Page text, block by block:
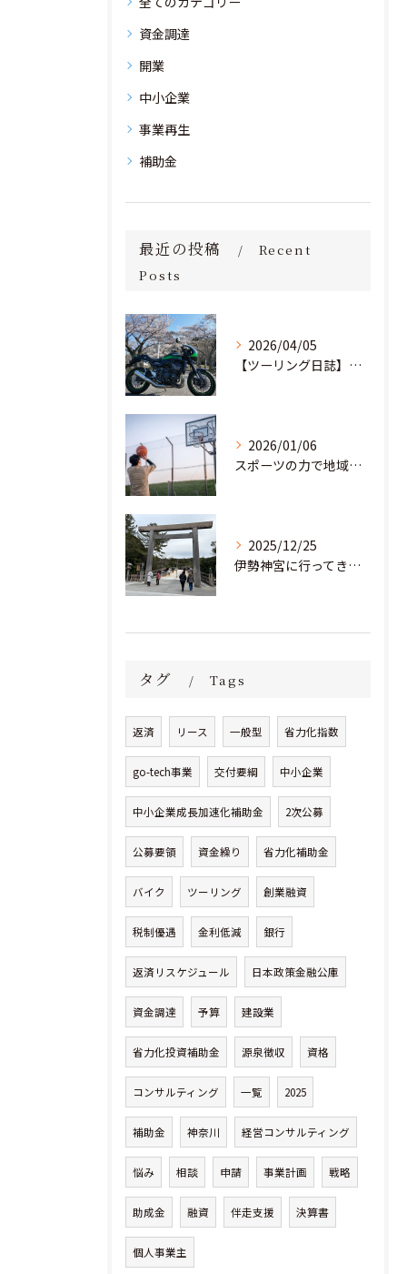
資金調達
開業
中小企業
事業再生
補助金
最近の投稿
Recent
Posts
2026/04/05
【ツーリング日誌】桜満開！茨城の里山を駆け抜け、愛宕神社へ
2026/01/06
スポーツの力で地域と教育の未来を創る。部活動の「地域移行」に挑む若き起業家
2025/12/25
伊勢神宮に行ってきました！
タグ Tags
返済 リース 一般型 省力化指数
go-tech事業 交付要綱 中小企業
中小企業成長加速化補助金 2次公募
公募要領 資金繰り 省力化補助金
バイク ツーリング 創業融資
税制優遇 金利低減 銀行
返済リスケジュール 日本政策金融公庫
資金調達 予算 建設業
省力化投資補助金 源泉徴収 資格
コンサルティング 一覧 2025
補助金 神奈川 経営コンサルティング
悩み 相談 申請 事業計画 戦略
助成金 融資 伴走支援 決算書
個人事業主